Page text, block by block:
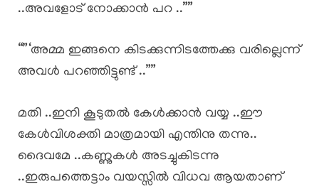
..അവളോട് നോക്കാൻ പറ ..””
“”‘അമ്മ ഇങ്ങനെ കിടക്കുന്നിടത്തേക്കു വരില്ലെന്ന്
അവൾ പറഞ്ഞിട്ടുണ്ട് ..””
മതി ..ഇനി കൂടുതൽ കേൾക്കാൻ വയ്യ ..ഈ
കേൾവിശക്തി മാത്രമായി എന്തിനു തന്നു..
ദൈവമേ ..കണ്ണുകൾ അടച്ചുകിടന്നു
..ഇരുപത്തെട്ടാം വയസ്സിൽ വിധവ ആയതാണ്